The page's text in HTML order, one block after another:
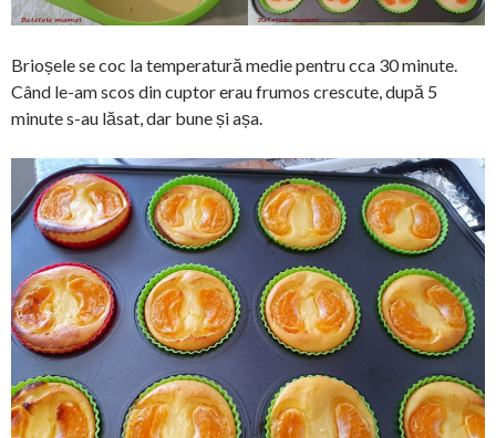
Brioșele se coc la temperatură medie pentru cca 30 minute.
Când le-am scos din cuptor erau frumos crescute, după 5
minute s-au lăsat, dar bune și așa.